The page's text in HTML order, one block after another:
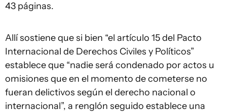
43 páginas.
Allí sostiene que si bien “el artículo 15 del Pacto
Internacional de Derechos Civiles y Políticos”
establece que “nadie será condenado por actos u
omisiones que en el momento de cometerse no
fueran delictivos según el derecho nacional o
internacional”, a renglón seguido establece una